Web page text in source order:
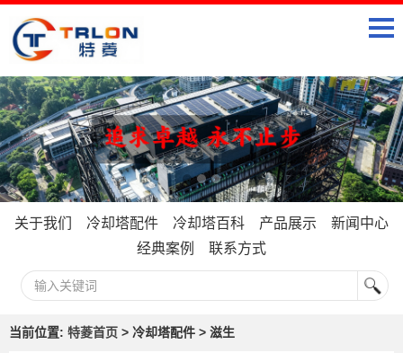
关于我们 冷却塔配件 冷却塔百科 产品展示
新闻中心
经典案例
联系方式
当前位置: 特菱首页 > 冷却塔配件 > 滋生